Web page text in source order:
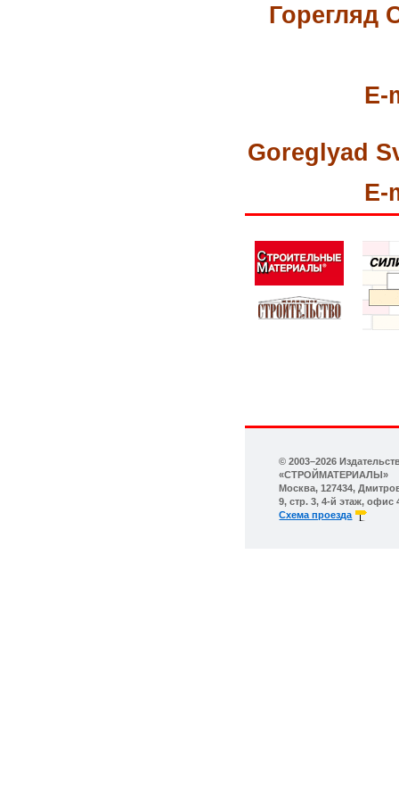
Горегляд
E-
Goreglyad
E-
© 2003–2026
«СТРОЙМАТЕРИАЛЫ»
Москва, 127434,
9, стр. 3, 4-й этаж, офис
Схема проезда